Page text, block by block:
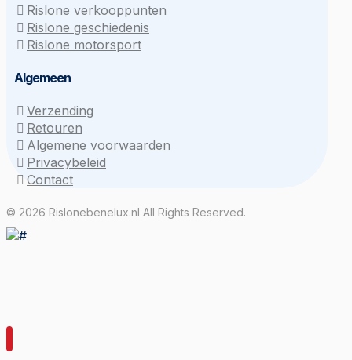
Rislone verkooppunten
Rislone geschiedenis
Rislone motorsport
Algemeen
Verzending
Retouren
Algemene voorwaarden
Privacybeleid
Contact
© 2026 Rislonebenelux.nl All Rights Reserved.